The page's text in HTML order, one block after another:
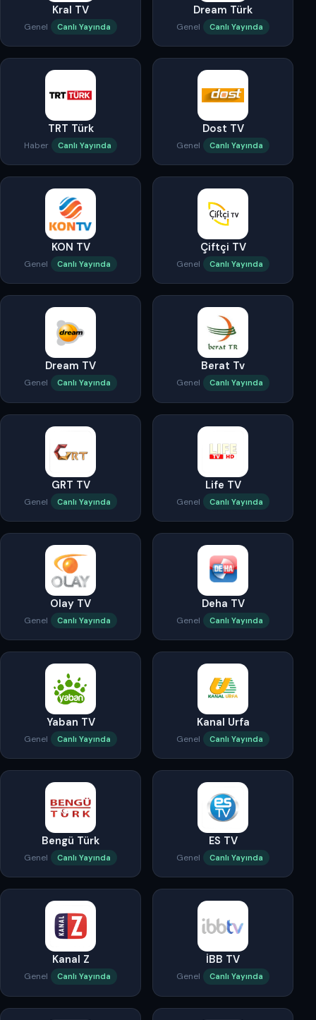
Kral TV
Genel Canlı Yayında
Dream Türk
Genel Canlı Yayında
TRT Türk
Haber Canlı Yayında
Dost TV
Genel Canlı Yayında
KON TV
Genel Canlı Yayında
Çiftçi TV
Genel Canlı Yayında
Dream TV
Genel Canlı Yayında
Berat Tv
Genel Canlı Yayında
GRT TV
Genel Canlı Yayında
Life TV
Genel Canlı Yayında
Olay TV
Genel Canlı Yayında
Deha TV
Genel Canlı Yayında
Yaban TV
Genel Canlı Yayında
Kanal Urfa
Genel Canlı Yayında
Bengü Türk
Genel Canlı Yayında
ES TV
Genel Canlı Yayında
Kanal Z
Genel Canlı Yayında
İBB TV
Genel Canlı Yayında